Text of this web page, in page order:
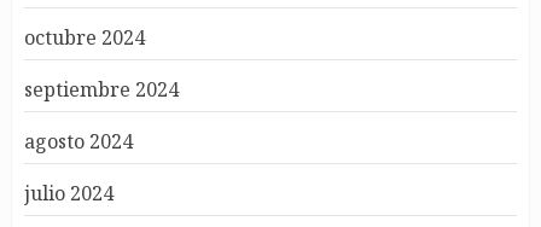
octubre 2024
septiembre 2024
agosto 2024
julio 2024